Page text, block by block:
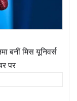
बनीं मिस यूनिवर्स
पर